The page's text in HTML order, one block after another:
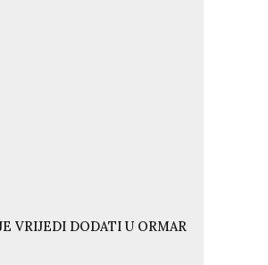
VRIJEDI DODATI U ORMAR